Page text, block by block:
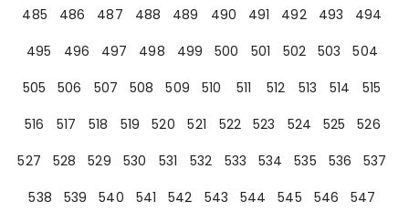
485
486 487 488 489 490 491 492 493
494
495
496 497 498 499 500 501 502 503
504
505
506 507 508 509 510 511 512 513 514
515
516
517 518 519 520 521 522 523 524 525
526
527
528 529 530 531 532 533 534 535 536
537
538
539 540 541 542 543 544 545 546
547